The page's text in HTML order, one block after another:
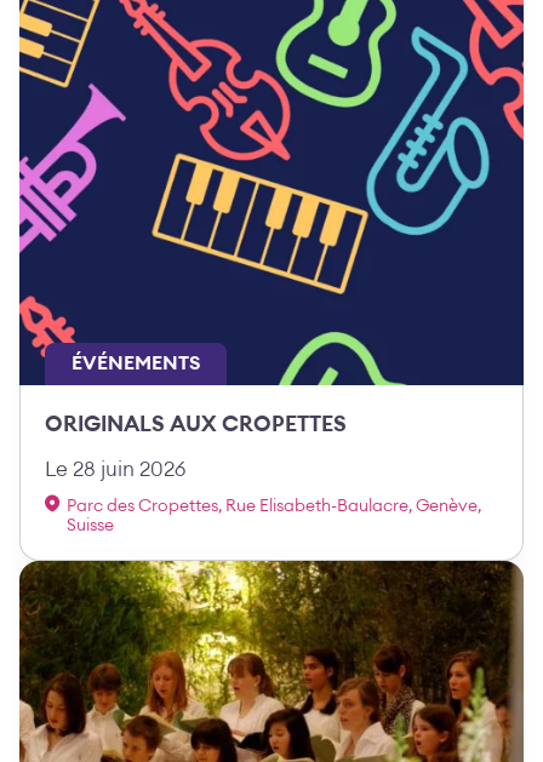
ÉVÉNEMENTS
ORIGINALS AUX CROPETTES
Le 28 juin 2026
Parc des Cropettes, Rue Elisabeth-Baulacre, Genève,
Suisse